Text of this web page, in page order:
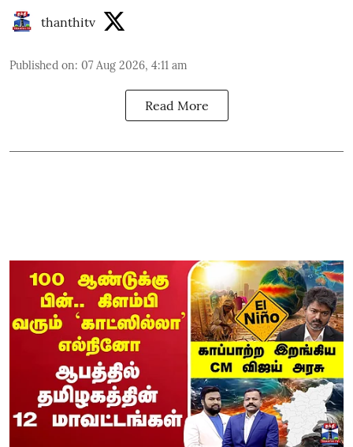
thanthitv
Published on: 07 Aug 2026, 4:11 am
Read More